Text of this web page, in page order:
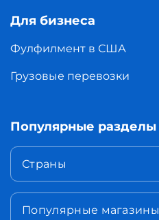
Для бизнеса
Фулфилмент в США
Грузовые перевозки
Популярные разделы
Страны
Популярные магазины